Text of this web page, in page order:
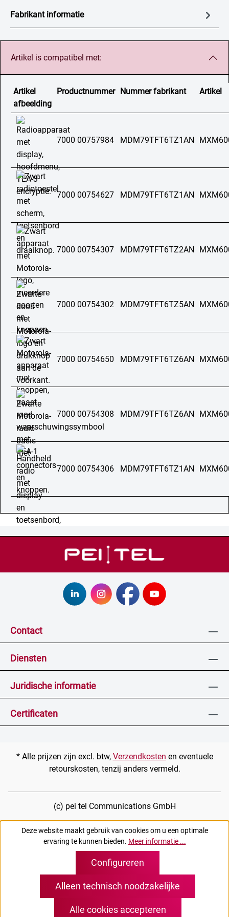
Fabrikant informatie
Artikel is compatibel met:
Artikel
afbeelding
Productnummer Nummer fabrikant Artikel
7000 00757984 MDM79TFT6TZ1AN
7000 00754627 MDM79TFT6TZ1AN
7000 00754307 MDM79TFT6TZ2AN
7000 00754302 MDM79TFT6TZ5AN
7000 00754650 MDM79TFT6TZ6AN
7000 00754308 MDM79TFT6TZ6AN
7000 00754306 MDM79TFT6TZ1AN
Contact
Diensten
Juridische informatie
Certificaten
* Alle prijzen zijn excl. btw, Verzendkosten en eventuele
retourskosten, tenzij anders vermeld.
(c) pei tel Communications GmbH
Deze website maakt gebruik van cookies om u een optimale
ervaring te kunnen bieden. Meer informatie ...
Alleen technisch noodzakelijke
Configureren
Alle cookies accepteren